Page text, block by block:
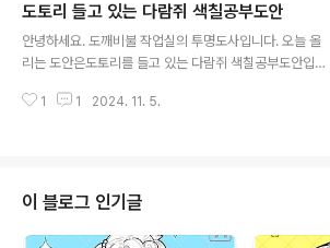
성을 모두 버린 건 아닐 수도 있어요! 어쩌면.. * 자료 이용
법은 이 게시물 하단을 참고해 주세요. * 요정 날개를 달고
단풍잎을 상징한 옷을 입은 하츄핑 의인화 버전입니다.두
다. 원피스 치마의 전체적인 선을 그리는 게 재미있는데 어
도토리 들고 있는 다람쥐 색칠공부도안
안녕하세요. 도깨비불 작업실의 투명도사입니다. 오늘 올
리는 도안은도토리를 들고 있는 다람쥐 색칠공부도안입니
안 겸 해서 그렸었는데요,그 다람쥐들을 이용해서 색칠도
업실] 가을환경구성도안 -다람쥐얼굴합성도안.가을환경
판.가을다람쥐 얼굴합성 가능한 가을환경판 도안ctee.k
r * 자료 이용법은 이 게시물 하단을 참고해 주세요. * * *
1 1 2024. 11. 5.
이 블로그 인기글